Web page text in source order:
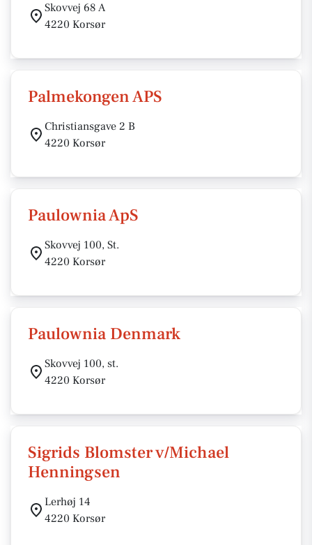
Skovvej 68 A
4220 Korsør
Palmekongen APS
Christiansgave 2 B
4220 Korsør
Paulownia ApS
Skovvej 100, St.
4220 Korsør
Paulownia Denmark
Skovvej 100, st.
4220 Korsør
Sigrids Blomster v/Michael
Henningsen
Lerhøj 14
4220 Korsør